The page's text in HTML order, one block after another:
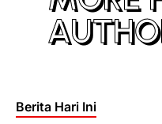
Posted
Berita Hari Ini